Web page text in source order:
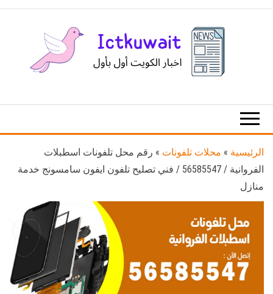
الكويت
الرئيسية » محلات تلفونات » رقم محل تلفونات اسطبلات
الفروانية / 56585547 / فني تصليح تلفون ايفون سامسونج خدمة
منازل